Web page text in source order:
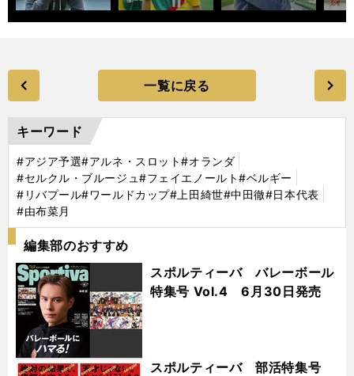
一覧に戻る
キーワード
#アジア予選#アルネ・スロット#オランダ
#セルクル・ブルージュ#フェイエノールト#ベルギー
#リバプール#ワールドカップ#上田綺世#中田徹#日本代表
#由布菜月
編集部のおすすめ
スポルティーバ バレーボール
特集号 Vol.4 6月30日発売
スポルティーバ 部活特集号